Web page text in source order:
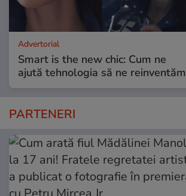
Advertorial
Smart is the new chic: Cum ne
ajută tehnologia să ne reinventăm
PARTENERI